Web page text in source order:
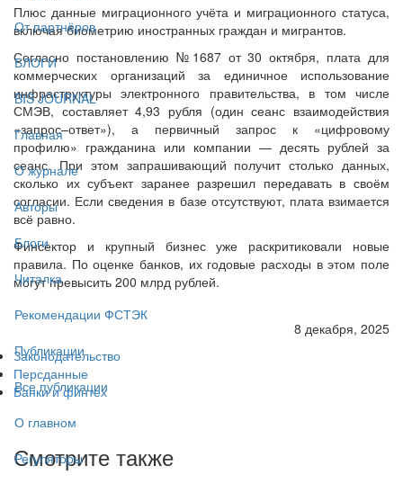
От партнёров
БЛОГИ
BIS JOURNAL
Главная
О журнале
Авторы
Блоги
Читалка
Рекомендации ФСТЭК
Публикации
Все публикации
О главном
Регуляторы
Плюс данные миграционного учёта и миграционного статуса,
включая биометрию иностранных граждан и мигрантов.
Согласно постановлению №1687 от 30 октября, плата для
коммерческих организаций за единичное использование
инфраструктуры электронного правительства, в том числе
СМЭВ, составляет 4,93 рубля (один сеанс взаимодействия
«запрос–ответ»), а первичный запрос к «цифровому
профилю» гражданина или компании — десять рублей за
сеанс. При этом запрашивающий получит столько данных,
сколько их субъект заранее разрешил передавать в своём
согласии. Если сведения в базе отсутствуют, плата взимается
всё равно.
Финсектор и крупный бизнес уже раскритиковали новые
правила. По оценке банков, их годовые расходы в этом поле
могут превысить 200 млрд рублей.
8 декабря, 2025
Законодательство
Персданные
Банки и финтех
Смотрите также